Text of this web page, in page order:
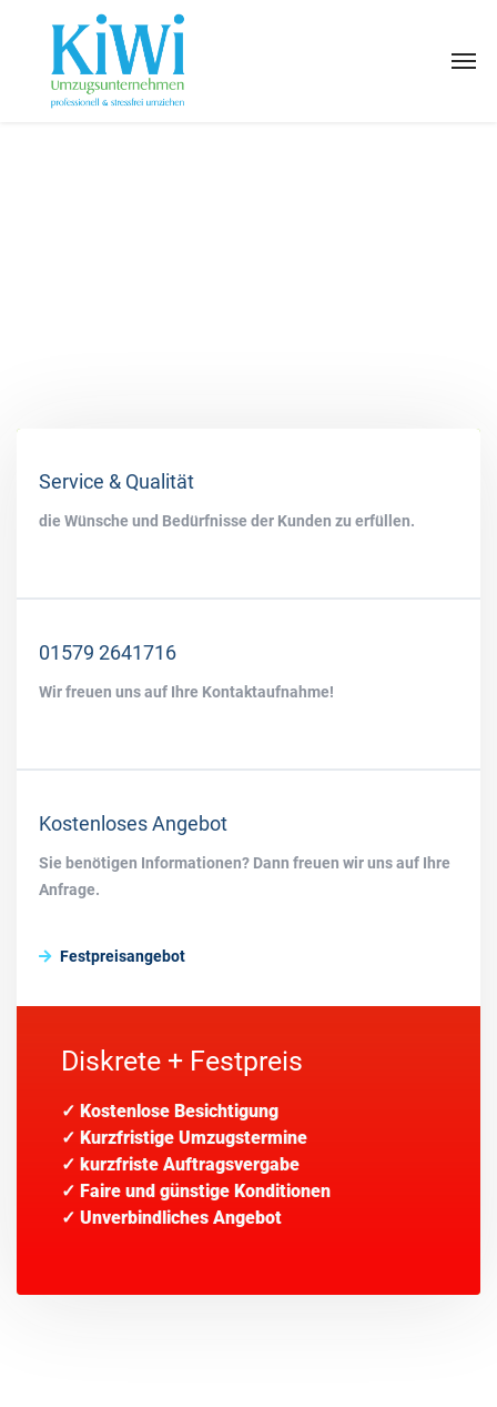
Service & Qualität
die Wünsche und Bedürfnisse der Kunden zu erfüllen.
01579 2641716
Wir freuen uns auf Ihre Kontaktaufnahme!
Kostenloses Angebot
Sie benötigen Informationen? Dann freuen wir uns auf Ihre
Anfrage.
Festpreisangebot
Diskrete + Festpreis
✓ Kostenlose Besichtigung
✓ Kurzfristige Umzugstermine
✓ kurzfriste Auftragsvergabe
✓ Faire und günstige Konditionen
✓ Unverbindliches Angebot